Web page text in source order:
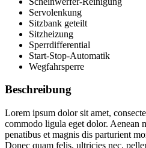
Servolenkung
Sitzbank geteilt
Sitzheizung
Sperrdifferential
Start-Stop-Automatik
Wegfahrsperre
Beschreibung
Lorem ipsum dolor sit amet,
commodo ligula eget dolor. Aenean
penatibus et magnis dis parturient
Donec quam felis, ultricies nec,